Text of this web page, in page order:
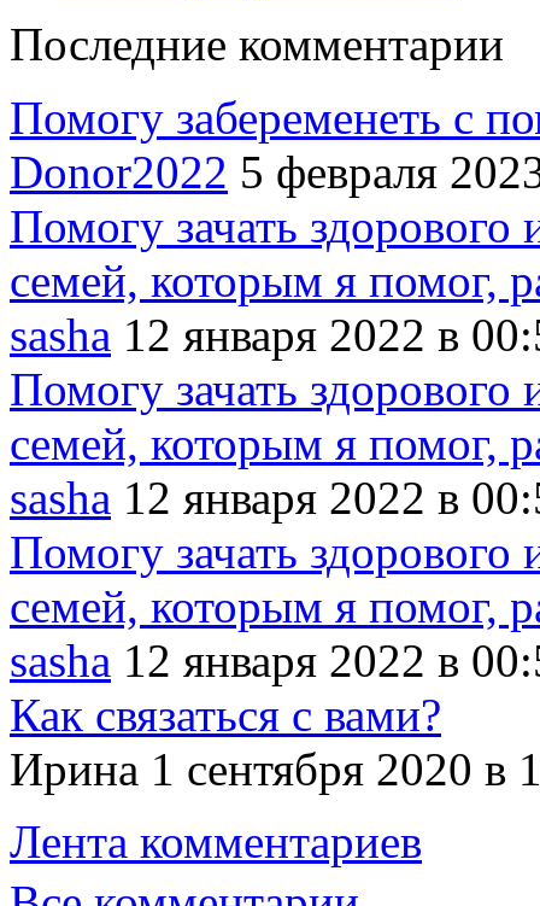
Последние комментарии
Помогу забеременеть с
Donor2022 5 февраля
Помогу зачать
семей, которым я помог,
sasha 12 января 2022 в
Помогу зачать
семей, которым я помог,
sasha 12 января 2022 в
Помогу зачать
семей, которым я помог,
sasha 12 января 2022 в
Как связаться с вами?
Ирина 1 сентября 2020 в
Лента комментариев